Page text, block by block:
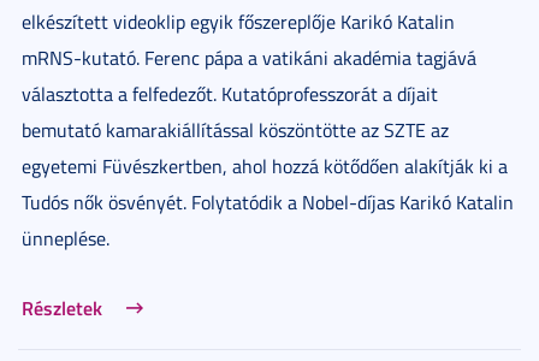
elkészített videoklip egyik főszereplője Karikó Katalin
mRNS-kutató. Ferenc pápa a vatikáni akadémia tagjává
választotta a felfedezőt. Kutatóprofesszorát a díjait
bemutató kamarakiállítással köszöntötte az SZTE az
egyetemi Füvészkertben, ahol hozzá kötődően alakítják ki a
Tudós nők ösvényét. Folytatódik a Nobel-díjas Karikó Katalin
ünneplése.
Részletek